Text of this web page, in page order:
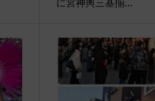
に宮神輿三基揃...